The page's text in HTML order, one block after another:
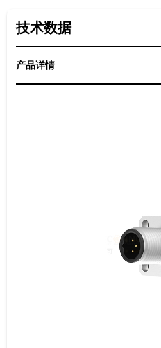
技术数据
产品详情